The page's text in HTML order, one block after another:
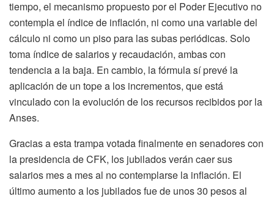
tiempo, el mecanismo propuesto por el Poder Ejecutivo no
contempla el índice de inflación, ni como una variable del
cálculo ni como un piso para las subas periódicas. Solo
toma índice de salarios y recaudación, ambas con
tendencia a la baja. En cambio, la fórmula sí prevé la
aplicación de un tope a los incrementos, que está
vinculado con la evolución de los recursos recibidos por la
Anses.
Gracias a esta trampa votada finalmente en senadores con
la presidencia de CFK, los jubilados verán caer sus
salarios mes a mes al no contemplarse la inflación. El
último aumento a los jubilados fue de unos 30 pesos al